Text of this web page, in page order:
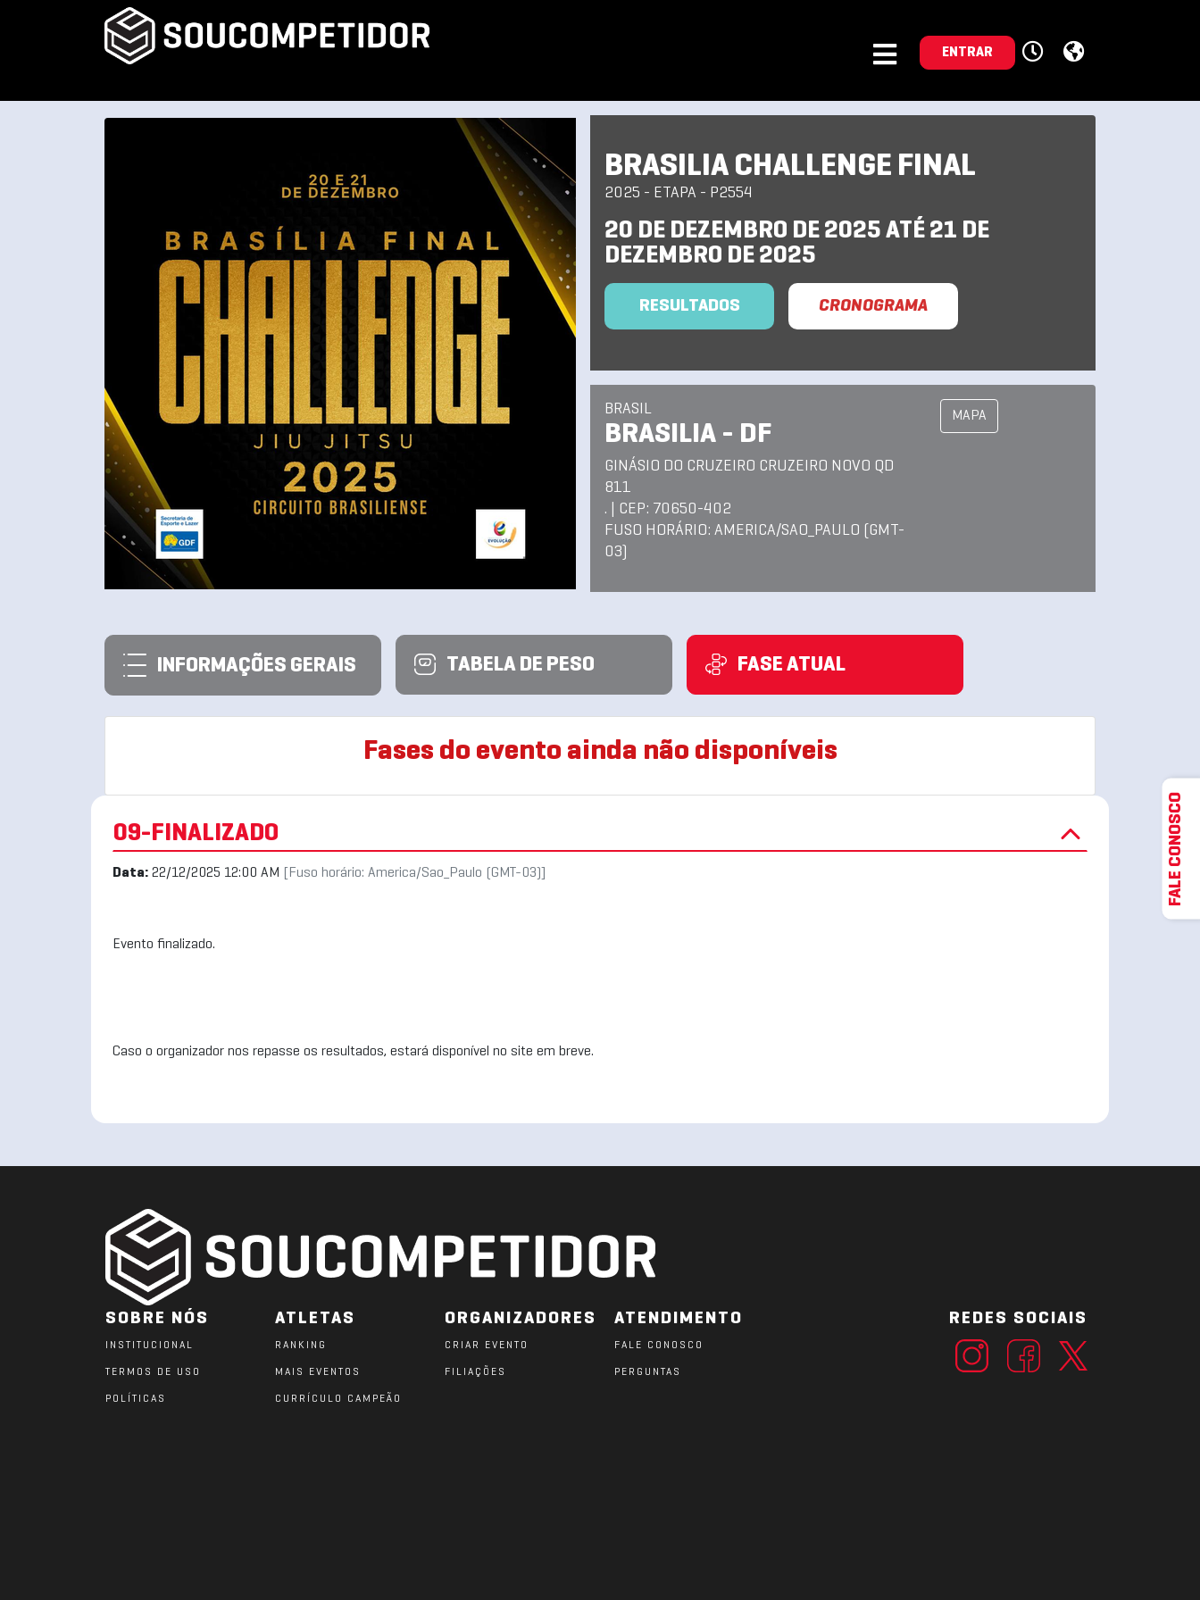
ENTRAR
BRASILIA CHALLENGE FINAL
2025 - ETAPA - P2554
20 DE DEZEMBRO DE 2025 ATÉ 21 DE
DEZEMBRO DE 2025
RESULTADOS CRONOGRAMA
BRASIL
BRASILIA - DF
GINÁSIO DO CRUZEIRO CRUZEIRO NOVO QD
811
. | CEP: 70650-402
FUSO HORÁRIO: AMERICA/SAO_PAULO (GMT-
03)
MAPA
INFORMAÇÕES GERAIS TABELA DE PESO FASE ATUAL
Fases do evento ainda não disponíveis
09-FINALIZADO
Data: 22/12/2025 12:00 AM [Fuso horário: America/Sao_Paulo (GMT-03)]
Evento finalizado.
Caso o organizador nos repasse os resultados, estará disponível no site em breve.
SOBRE NÓS
INSTITUCIONAL
TERMOS DE USO
POLÍTICAS
ATLETAS
RANKING
MAIS EVENTOS
CURRÍCULO CAMPEÃO
ORGANIZADORES
CRIAR EVENTO
FILIAÇÕES
ATENDIMENTO
FALE CONOSCO
PERGUNTAS
REDES SOCIAIS
FALE CONOSCO